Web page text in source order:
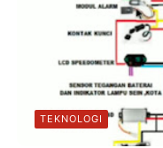
TEKNOLOGI